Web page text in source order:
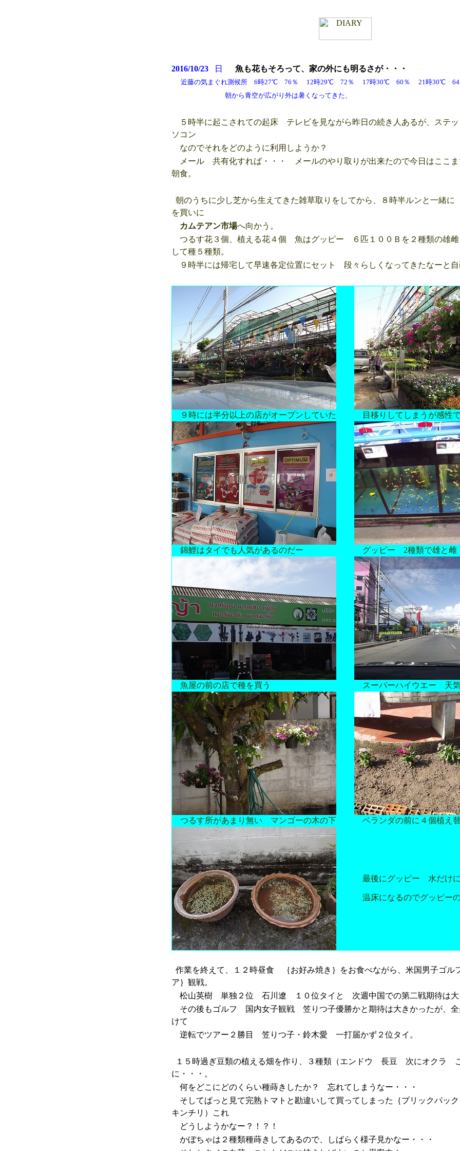
2016/10/23日 魚も花もそろって、家の外にも明るさが・・・
近藤の気まぐれ測候所 6時27℃ 76％ 12時29℃ 72％ 17時30℃ 60％ 21時
朝から青空が広がり外は暑くなってきた、
５時半に起こされての起床 テレビを見ながら昨日の続き人あるが、ステッ
ソコン
なのでそれをどのように利用しようか？
メール 共有化すれば・・・ メールのやり取りが出来たので今日はここま
朝食。
朝のうちに少し芝から生えてきた雑草取りをしてから、８時半ルンと一緒に
を買いに
カムテアン市場へ向かう。
つるす花３個、植える花４個 魚はグッピー ６匹１００Ｂを２種類の
して種５種類。
９時半には帰宅して早速各定位置にセット 段々らしくなってきたなーと自
９時には半分以上の店がオープンしていた 目移りしてしまうが感性
錦鯉はタイでも人気があるのだー グッピー 2種類で雄と雌
魚屋の前の店で種を買う スーパーハイウエー 天
つるす所があまり無い マンゴーの木の下 ベランダの前に４個植え
最後にグッピー 水だけ
温床になるのでグッピー
作業を終えて、１２時昼食 ｛お好み焼き｝をお食べながら、米国男子ゴル
ア｝観戦。
松山英樹 単独２位 石川遼 １０位タイと 次週中国での第二戦期待は大
その後もゴルフ 国内女子観戦 笠りつ子優勝かと期待は大きかったが、全
けて
逆転でツアー２勝目 笠りつ子・鈴木愛 一打届かず２位タイ。
１５時過ぎ豆類の植える畑を作り、３種類（エンドウ 長豆 次にオクラ
に・・・。
何をどこにどのくらい種蒔きしたか？ 忘れてしまうなー・・・
そしてぱっと見て完熟トマトと勘違いして買ってしまった｛プリックパッ
キンチリ）これ
どうしようかなー？！？！
かぼちゃは２種類種蒔きしてあるので、しばらく様子見かなー・・・